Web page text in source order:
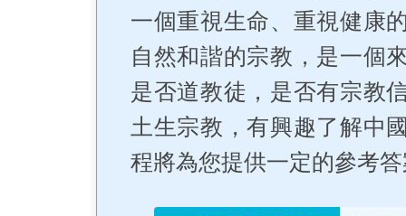
一個重視生命、重視健康
自然和諧的宗教，是一個
是否道教徒，是否有宗教
土生宗教，有興趣了解中
程將為您提供一定的參考